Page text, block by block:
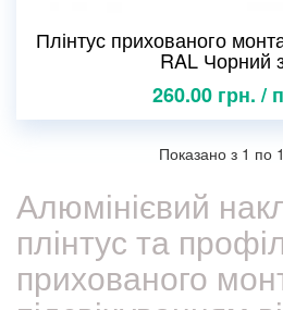
Плінтус прихованого
RAL Чорний
260.00 грн. /
Показано з 1 по
Алюмінієвий
плінтус та
прихованого